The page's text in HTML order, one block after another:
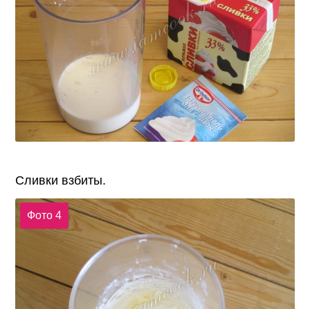
Сливки взбиты.
Фото 4